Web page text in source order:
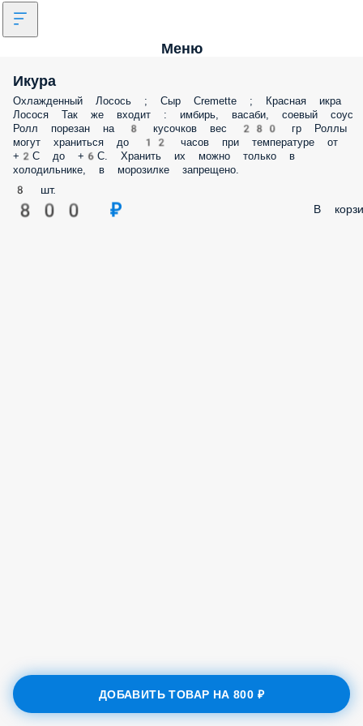
Меню
Икура
Охлажденный Лосось ; Сыр Cremette ; Красная икра
Лосося Так же входит : имбирь, васаби, соевый соус
Ролл порезан на 8 кусочков вес 280 гр Роллы
могут храниться до 12 часов при температуре от
+2С до +6С. Хранить их можно только в
холодильнике, в морозилке запрещено.
8 шт.
800 ₽ В
ДОБАВИТЬ ТОВАР НА800 ₽